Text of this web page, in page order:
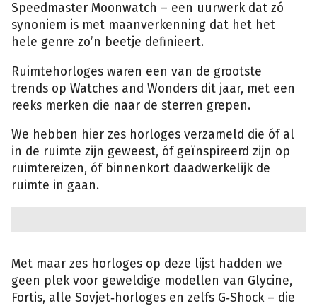
Speedmaster Moonwatch – een uurwerk dat zó
synoniem is met maanverkenning dat het het
hele genre zo’n beetje definieert.
Ruimtehorloges waren een van de grootste
trends op Watches and Wonders dit jaar, met een
reeks merken die naar de sterren grepen.
We hebben hier zes horloges verzameld die óf al
in de ruimte zijn geweest, óf geïnspireerd zijn op
ruimtereizen, óf binnenkort daadwerkelijk de
ruimte in gaan.
Met maar zes horloges op deze lijst hadden we
geen plek voor geweldige modellen van Glycine,
Fortis, alle Sovjet‑horloges en zelfs G‑Shock – die